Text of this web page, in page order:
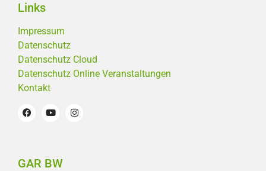
Links
Impressum
Datenschutz
Datenschutz Cloud
Datenschutz Online Veranstaltungen
Kontakt
GAR BW